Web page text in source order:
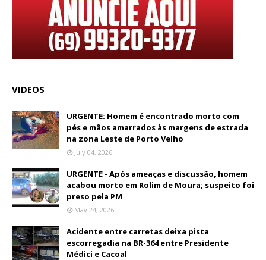
VIDEOS
URGENTE: Homem é encontrado morto com
pés e mãos amarrados às margens de estrada
na zona Leste de Porto Velho
July 04, 2026
URGENTE - Após ameaças e discussão, homem
acabou morto em Rolim de Moura; suspeito foi
preso pela PM
May 24, 2026
Acidente entre carretas deixa pista
escorregadia na BR-364 entre Presidente
Médici e Cacoal